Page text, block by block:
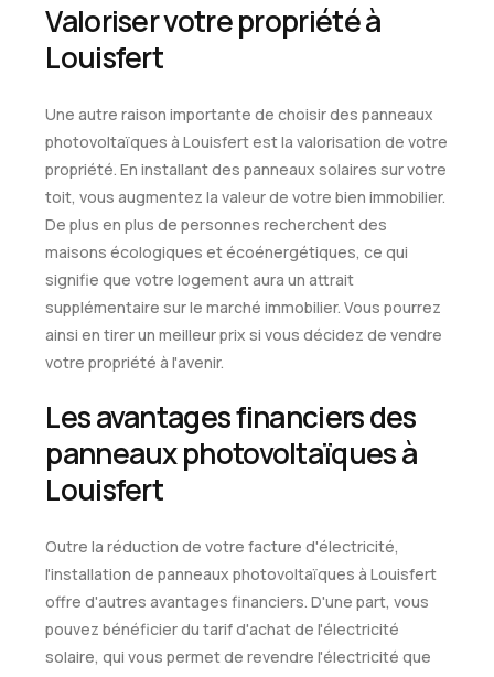
Valoriser votre propriété à
Louisfert
Une autre raison importante de choisir des panneaux
photovoltaïques à Louisfert est la valorisation de votre
propriété. En installant des panneaux solaires sur votre
toit, vous augmentez la valeur de votre bien immobilier.
De plus en plus de personnes recherchent des
maisons écologiques et écoénergétiques, ce qui
signifie que votre logement aura un attrait
supplémentaire sur le marché immobilier. Vous pourrez
ainsi en tirer un meilleur prix si vous décidez de vendre
votre propriété à l'avenir.
Les avantages financiers des
panneaux photovoltaïques à
Louisfert
Outre la réduction de votre facture d'électricité,
l'installation de panneaux photovoltaïques à Louisfert
offre d'autres avantages financiers. D'une part, vous
pouvez bénéficier du tarif d'achat de l'électricité
solaire, qui vous permet de revendre l'électricité que